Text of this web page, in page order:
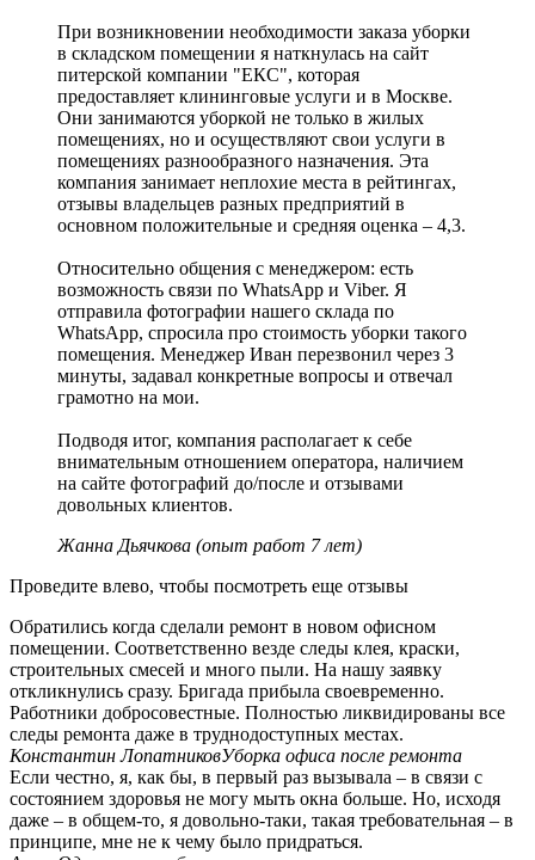
При возникновении необходимости заказа уборки
в складском помещении я наткнулась на сайт
питерской компании "ЕКС", которая
предоставляет клининговые услуги и в Москве.
Они занимаются уборкой не только в жилых
помещениях, но и осуществляют свои услуги в
помещениях разнообразного назначения. Эта
компания занимает неплохие места в рейтингах,
отзывы владельцев разных предприятий в
основном положительные и средняя оценка – 4,3.
Относительно общения с менеджером: есть
возможность связи по WhatsApp и Viber. Я
отправила фотографии нашего склада по
WhatsApp, спросила про стоимость уборки такого
помещения. Менеджер Иван перезвонил через 3
минуты, задавал конкретные вопросы и отвечал
грамотно на мои.
Подводя итог, компания располагает к себе
внимательным отношением оператора, наличием
на сайте фотографий до/после и отзывами
довольных клиентов.
Жанна Дьячкова (опыт работ 7 лет)
Проведите влево, чтобы посмотреть еще отзывы
Обратились когда сделали ремонт в новом офисном
помещении. Соответственно везде следы клея, краски,
строительных смесей и много пыли. На нашу заявку
откликнулись сразу. Бригада прибыла своевременно.
Работники добросовестные. Полностью ликвидированы все
следы ремонта даже в труднодоступных местах.
Константин ЛопатниковУборка офиса после ремонта
Если честно, я, как бы, в первый раз вызывала – в связи с
состоянием здоровья не могу мыть окна больше. Но, исходя
даже – в общем-то, я довольно-таки, такая требовательная – в
принципе, мне не к чему было придраться.